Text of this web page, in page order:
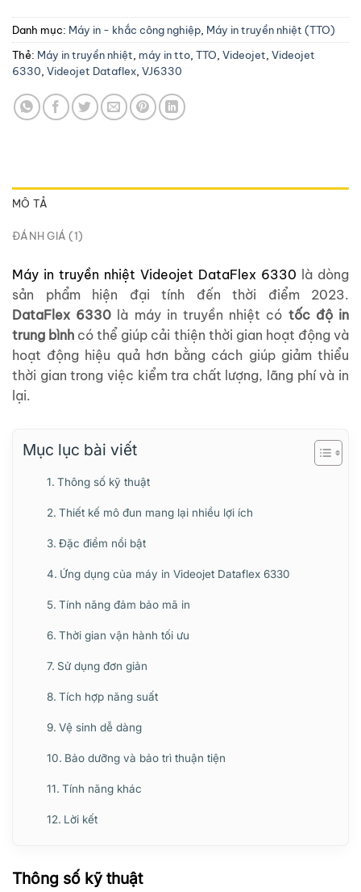
Danh mục: Máy in - khắc công nghiệp, Máy in truyền nhiệt (TTO)
Thẻ: Máy in truyền nhiệt, máy in tto, TTO, Videojet, Videojet
6330, Videojet Dataflex, VJ6330
MÔ TẢ
ĐÁNH GIÁ (1)
Máy in truyền nhiệt Videojet DataFlex 6330 là dòng
sản phẩm hiện đại tính đến thời điểm 2023.
DataFlex 6330 là máy in truyền nhiệt có tốc độ in
trung bình có thể giúp cải thiện thời gian hoạt động và
hoạt động hiệu quả hơn bằng cách giúp giảm thiểu
thời gian trong việc kiểm tra chất lượng, lãng phí và in
lại.
Mục lục bài viết
Thông số kỹ thuật
Thiết kế mô đun mang lại nhiều lợi ích
Đặc điểm nổi bật
Ứng dụng của máy in Videojet Dataflex 6330
Tính năng đảm bảo mã in
Thời gian vận hành tối ưu
Sử dụng đơn giản
Tích hợp năng suất
Vệ sinh dễ dàng
Bảo dưỡng và bảo trì thuận tiện
Tính năng khác
Lời kết
Thông số kỹ thuật